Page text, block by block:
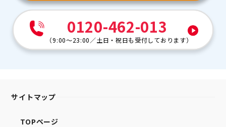
0120-462-013
（9:00～23:00 ／土日・祝日も受付しております）
サイトマップ
TOPページ